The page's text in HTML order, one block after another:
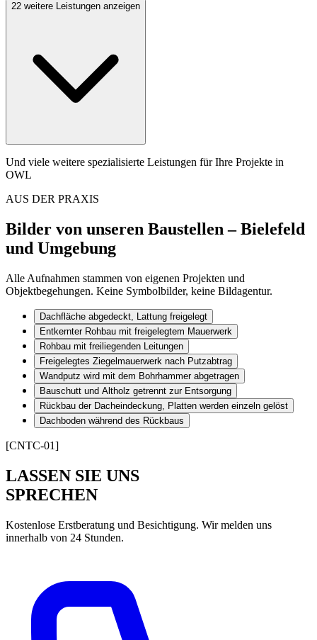
22 weitere Leistungen anzeigen
Und viele weitere spezialisierte Leistungen für Ihre Projekte in
OWL
AUS DER PRAXIS
Bilder von unseren Baustellen – Bielefeld
und Umgebung
Alle Aufnahmen stammen von eigenen Projekten und
Objektbegehungen. Keine Symbolbilder, keine Bildagentur.
Dachfläche abgedeckt, Lattung freigelegt
Entkernter Rohbau mit freigelegtem Mauerwerk
Rohbau mit freiliegenden Leitungen
Freigelegtes Ziegelmauerwerk nach Putzabtrag
Wandputz wird mit dem Bohrhammer abgetragen
Bauschutt und Altholz getrennt zur Entsorgung
Rückbau der Dacheindeckung, Platten werden einzeln gelöst
Dachboden während des Rückbaus
[CNTC-01]
LASSEN SIE UNS
SPRECHEN
Kostenlose Erstberatung und Besichtigung. Wir melden uns
innerhalb von 24 Stunden.